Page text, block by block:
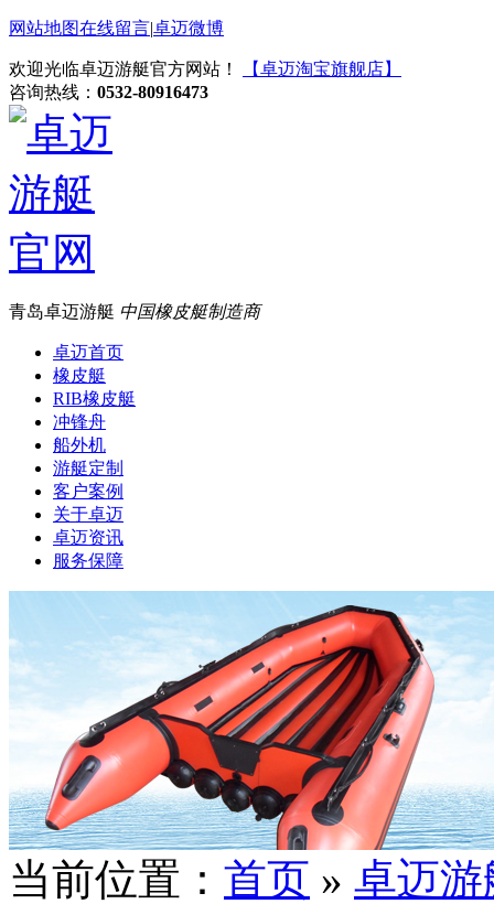
网站地图在线留言|卓迈微博
欢迎光临卓迈游艇官方网站！
【卓迈淘宝旗舰店】
咨询热线： 0532-80916473
青岛卓迈游艇 中国橡皮艇制造商
卓迈首页
橡皮艇
RIB橡皮艇
冲锋舟
船外机
游艇定制
客户案例
关于卓迈
卓迈资讯
服务保障
当前位置： 首页 » 卓迈